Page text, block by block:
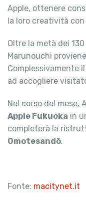
Apple, ottenere
la loro creatività con
Oltre la metà dei
Marunouchi
Complessivamente
ad accogliere
Nel corso del mese,
Apple Fukuoka in
completerà la
Omotesandō.
Fonte: macitynet.it